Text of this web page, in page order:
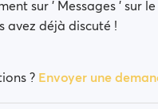
sur ' Messages ' sur
avez déjà discuté !
? Envoyer une